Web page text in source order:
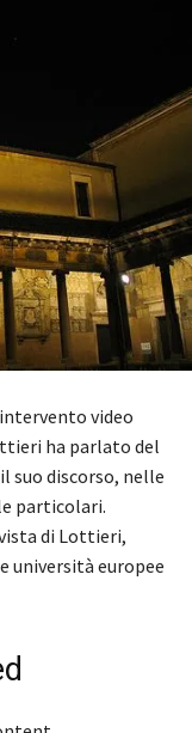
intervento video
ha parlato del
suo discorso, nelle
particolari.
di Lottieri,
università europee